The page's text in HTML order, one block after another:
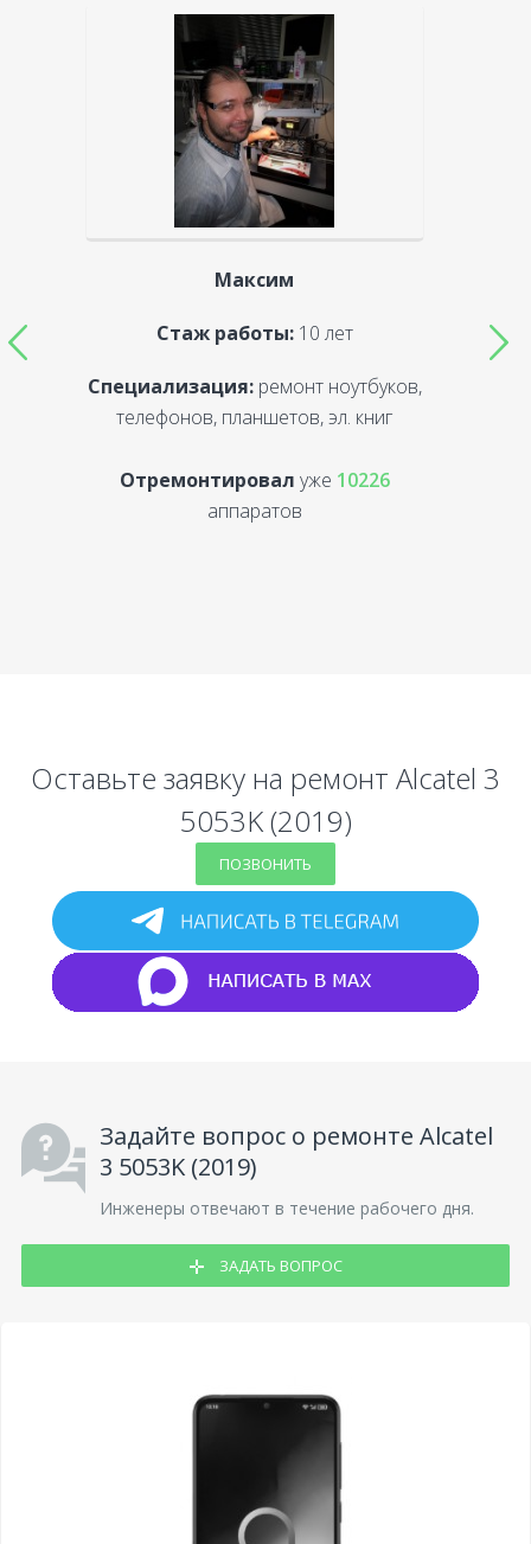
Максим
Стаж работы:10 лет
Специализация:ремонт ноутбуков,
телефонов, планшетов, эл. книг
Отремонтировал уже 10226
аппаратов
Оставьте заявку на ремонт Alcatel 3
5053K (2019)
ПОЗВОНИТЬ
Задайте вопрос о ремонте Alcatel
3 5053K (2019)
Инженеры отвечают в течение рабочего дня.
ЗАДАТЬ ВОПРОС